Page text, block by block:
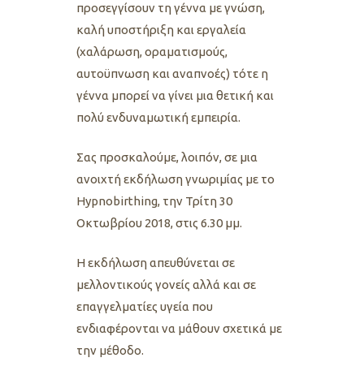
προσεγγίσουν τη γέννα με γνώση,
καλή υποστήριξη και εργαλεία
(χαλάρωση, οραματισμούς,
αυτοϋπνωση και αναπνοές) τότε η
γέννα μπορεί να γίνει μια θετική και
πολύ ενδυναμωτική εμπειρία.
Σας προσκαλούμε, λοιπόν, σε μια
ανοιχτή εκδήλωση γνωριμίας με το
Hypnobirthing, την Τρίτη 30
Οκτωβρίου 2018, στις 6.30 μμ.
Η εκδήλωση απευθύνεται σε
μελλοντικούς γονείς αλλά και σε
επαγγελματίες υγεία που
ενδιαφέρονται να μάθουν σχετικά με
την μέθοδο.